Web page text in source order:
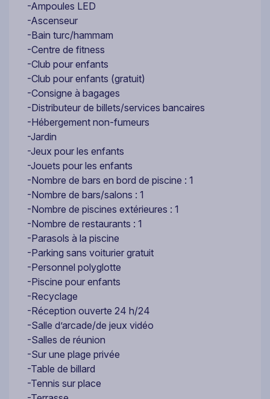
-Ampoules LED
-Ascenseur
-Bain turc/hammam
-Centre de fitness
-Club pour enfants
-Club pour enfants (gratuit)
-Consigne à bagages
-Distributeur de billets/services bancaires
-Hébergement non-fumeurs
-Jardin
-Jeux pour les enfants
-Jouets pour les enfants
-Nombre de bars en bord de piscine : 1
-Nombre de bars/salons : 1
-Nombre de piscines extérieures : 1
-Nombre de restaurants : 1
-Parasols à la piscine
-Parking sans voiturier gratuit
-Personnel polyglotte
-Piscine pour enfants
-Recyclage
-Réception ouverte 24 h/24
-Salle d’arcade/de jeux vidéo
-Salles de réunion
-Sur une plage privée
-Table de billard
-Tennis sur place